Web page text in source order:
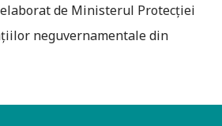
de Ministerul Protecţiei
neguvernamentale din